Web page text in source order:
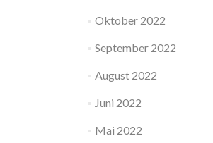
Oktober 2022
September 2022
August 2022
Juni 2022
Mai 2022